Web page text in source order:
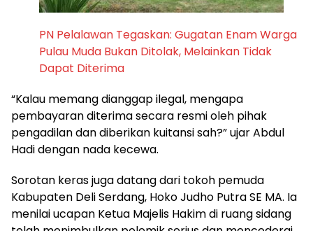
PN Pelalawan Tegaskan: Gugatan Enam Warga
Pulau Muda Bukan Ditolak, Melainkan Tidak
Dapat Diterima
“Kalau memang dianggap ilegal, mengapa
pembayaran diterima secara resmi oleh pihak
pengadilan dan diberikan kuitansi sah?” ujar Abdul
Hadi dengan nada kecewa.
Sorotan keras juga datang dari tokoh pemuda
Kabupaten Deli Serdang, Hoko Judho Putra SE MA. Ia
menilai ucapan Ketua Majelis Hakim di ruang sidang